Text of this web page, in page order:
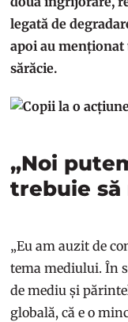
legată de
apoi au menționat
sărăcie.
„Noi
trebuie să
„Eu am auzit de
tema mediului. În
de mediu și
globală, că e o